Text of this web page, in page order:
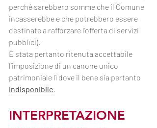
perché sarebbero somme che il Comune
incasserebbe e che potrebbero essere
destinate a rafforzare l'offerta di servizi
pubblici).
È stata pertanto ritenuta accettabile
l’imposizione di un canone unico
patrimoniale lì dove il bene sia pertanto
indisponibile.
INTERPRETAZIONE